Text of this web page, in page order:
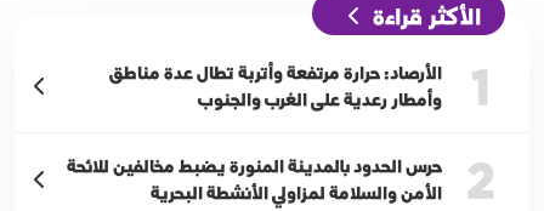
الأكثر قراءة
1
الأرصاد: حرارة مرتفعة وأتربة تطال عدة مناطق
وأمطار رعدية على الغرب والجنوب
2
حرس الحدود بالمدينة المنورة يضبط مخالفين للائحة
الأمن والسلامة لمزاولي الأنشطة البحرية